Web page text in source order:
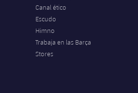
Canal ético
Escudo
Himno
Trabaja en las Barça
Stores